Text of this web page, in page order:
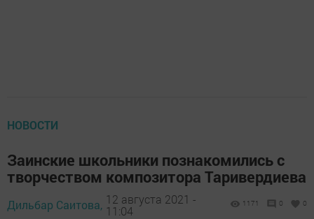
НОВОСТИ
Заинские школьники познакомились с
творчеством композитора Таривердиева
Дильбар Саитова, 12 августа 2021 -
11:04
1171 0 0